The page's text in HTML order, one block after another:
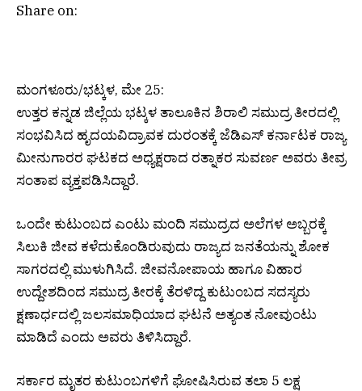
Share on:
ಮಂಗಳೂರು/ಭಟ್ಕಳ, ಮೇ 25:
ಉತ್ತರ ಕನ್ನಡ ಜಿಲ್ಲೆಯ ಭಟ್ಕಳ ತಾಲೂಕಿನ ಶಿರಾಲಿ ಸಮುದ್ರ ತೀರದಲ್ಲಿ
ಸಂಭವಿಸಿದ ಹೃದಯವಿದ್ರಾವಕ ದುರಂತಕ್ಕೆ ಜೆಡಿಎಸ್ ಕರ್ನಾಟಕ ರಾಜ್ಯ
ಮೀನುಗಾರರ ಘಟಕದ ಅಧ್ಯಕ್ಷರಾದ ರತ್ನಾಕರ ಸುವರ್ಣ ಅವರು ತೀವ್ರ
ಸಂತಾಪ ವ್ಯಕ್ತಪಡಿಸಿದ್ದಾರೆ.
ಒಂದೇ ಕುಟುಂಬದ ಎಂಟು ಮಂದಿ ಸಮುದ್ರದ ಅಲೆಗಳ ಅಬ್ಬರಕ್ಕೆ
ಸಿಲುಕಿ ಜೀವ ಕಳೆದುಕೊಂಡಿರುವುದು ರಾಜ್ಯದ ಜನತೆಯನ್ನು ಶೋಕ
ಸಾಗರದಲ್ಲಿ ಮುಳುಗಿಸಿದೆ. ಜೀವನೋಪಾಯ ಹಾಗೂ ವಿಹಾರ
ಉದ್ದೇಶದಿಂದ ಸಮುದ್ರ ತೀರಕ್ಕೆ ತೆರಳಿದ್ದ ಕುಟುಂಬದ ಸದಸ್ಯರು
ಕ್ಷಣಾರ್ಧದಲ್ಲಿ ಜಲಸಮಾಧಿಯಾದ ಘಟನೆ ಅತ್ಯಂತ ನೋವುಂಟು
ಮಾಡಿದೆ ಎಂದು ಅವರು ತಿಳಿಸಿದ್ದಾರೆ.
ಸರ್ಕಾರ ಮೃತರ ಕುಟುಂಬಗಳಿಗೆ ಘೋಷಿಸಿರುವ ತಲಾ ₹5 ಲಕ್ಷ